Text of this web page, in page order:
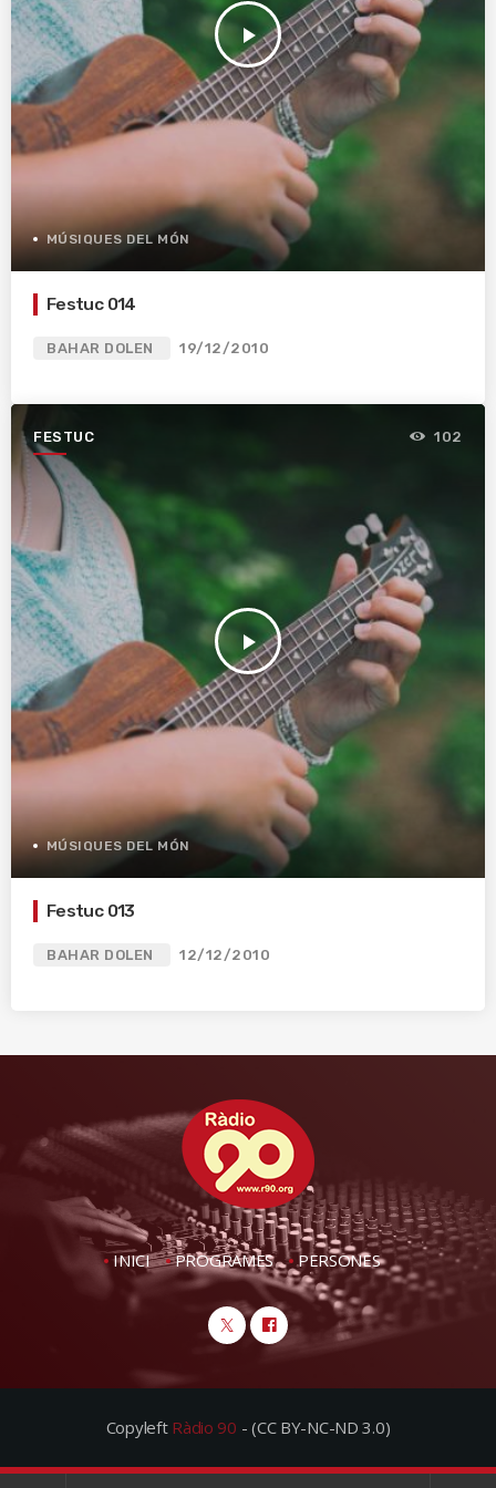
play_arrow
MÚSIQUES DEL MÓN
Festuc 014
BAHAR DOLEN 19/12/2010
FESTUC
play_arrow
102
MÚSIQUES DEL MÓN
Festuc 013
BAHAR DOLEN 12/12/2010
INICI PROGRAMES PERSONES
Copyleft Ràdio 90 - (CC BY-NC-ND 3.0)